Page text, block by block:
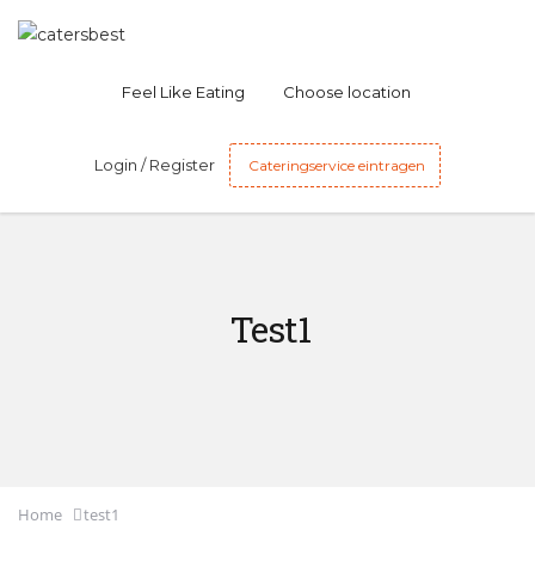
Feel Like Eating Choose location
Login / Register Cateringservice eintragen
Test1
Home test1